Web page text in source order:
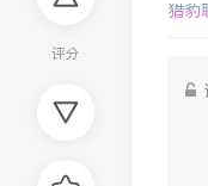
评分
猎豹